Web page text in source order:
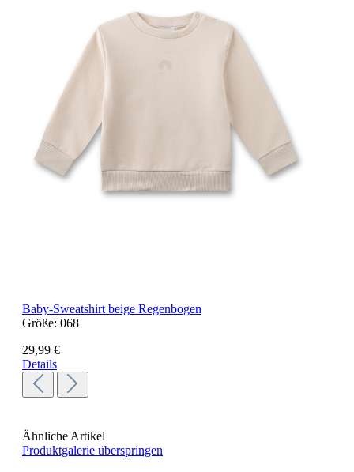
Baby-Sweatshirt beige Regenbogen
Größe: 068
29,99 €
Details
Ähnliche Artikel
Produktgalerie überspringen